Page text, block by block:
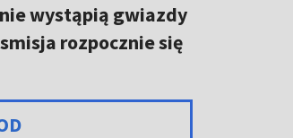
wystąpią gwiazdy
rozpocznie się